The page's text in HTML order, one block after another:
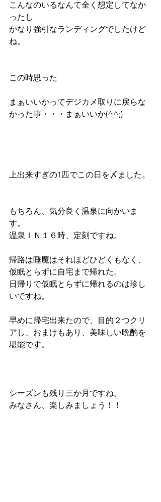
こんなのいるなんて全く想定してなか
ったし
かなり強引なランディングでしたけど
ね。
この時思った
まぁいいかってデジカメ取りに戻らな
かった事・・・まぁいいか(^^;)
上出来すぎの1匹でこの日を〆ました。
もちろん、気分良く温泉に向かいま
す。
温泉ＩＮ１６時、定刻ですね。
帰路は睡魔はそれほどひどくもなく、
仮眠とらずに自宅まで帰れた。
日帰りで仮眠とらずに帰れるのは珍し
いですね。
早めに帰宅出来たので、目的２つクリ
アし、おまけもあり、美味しい晩酌を
堪能です。
シーズンも残り三か月ですね。
みなさん、楽しみましょう！！